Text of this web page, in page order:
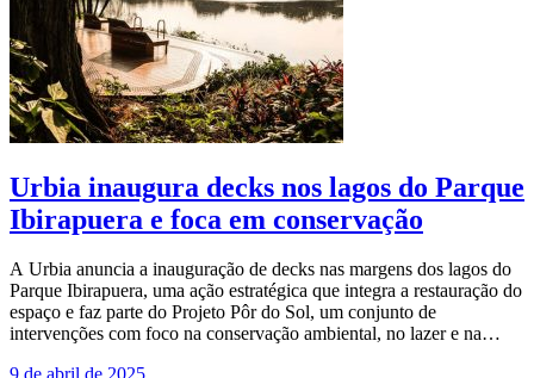
Urbia inaugura decks nos lagos do Parque
Ibirapuera e foca em conservação
A Urbia anuncia a inauguração de decks nas margens dos lagos do
Parque Ibirapuera, uma ação estratégica que integra a restauração do
espaço e faz parte do Projeto Pôr do Sol, um conjunto de
intervenções com foco na conservação ambiental, no lazer e na…